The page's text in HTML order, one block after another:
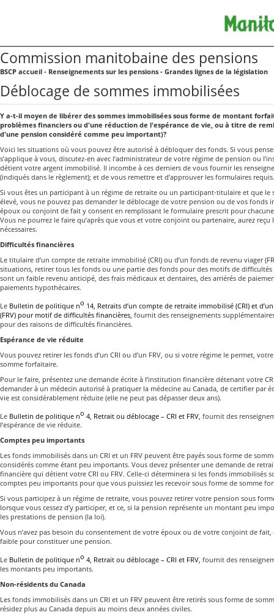
Commission manitobaine des pensions
BSCP accueil - Renseignements sur les pensions - Grandes lignes de la législation
Déblocage de sommes immobilisées
Y a-t-il moyen de libérer des sommes immobilisées sous forme de montant
problèmes financiers ou d'une réduction de l'espérance de vie, ou à titre de
d'une pension considéré comme peu important)?
Voici les situations où vous pouvez être autorisé à débloquer des fonds. Si vous
s’applique à vous, discutez-en avec l’administrateur de votre régime de pension ou
détient votre argent immobilisé. Il incombe à ces derniers de vous fournir les
(indiqués dans le règlement); et de vous remettre et d’approuver les formulaires requis.
Si vous êtes un participant à un régime de retraite ou un participant‑titulaire et que le
élevé, vous ne pouvez pas demander le déblocage de votre pension ou de vos fonds
époux ou conjoint de fait y consent en remplissant le formulaire prescrit pour
Vous ne pourrez le faire qu’après que vous et votre conjoint ou partenaire, aurez reçu
nécessaires.
Difficultés financières
Le titulaire d’un compte de retraite immobilisé (CRI) ou d’un fonds de revenu viager
situations, retirer tous les fonds ou une partie des fonds pour des motifs de difficultés
sont un faible revenu anticipé, des frais médicaux et dentaires, des arriérés de
paiements hypothécaires.
Le Bulletin de politique no 14, Retraits d’un compte de retraite immobilisé (CRI) et
(FRV) pour motif de difficultés financières, fournit des renseignements
pour des raisons de difficultés financières.
Espérance de vie réduite
Vous pouvez retirer les fonds d’un CRI ou d’un FRV, ou si votre régime le permet,
somme forfaitaire.
Pour le faire, présentez une demande écrite à l’institution financière détenant votre
demander à un médecin autorisé à pratiquer la médecine au Canada, de certifier par
vie est considérablement réduite (elle ne peut pas dépasser deux ans).
Le Bulletin de politique no 4, Retrait ou déblocage – CRI et FRV, fournit des
l’espérance de vie réduite.
Comptes peu importants
Les fonds immobilisés dans un CRI et un FRV peuvent être payés sous forme de
considérés comme étant peu importants. Vous devez présenter une demande de
financière qui détient votre CRI ou FRV. Celle‑ci déterminera si les fonds immobilisés
comptes peu importants pour que vous puissiez les recevoir sous forme de somme
Si vous participez à un régime de retraite, vous pouvez retirer votre pension sous
lorsque vous cessez d’y participer, et ce, si la pension représente un montant peu
les prestations de pension (la loi).
Vous n’avez pas besoin du consentement de votre époux ou de votre conjoint de
faible pour constituer une pension.
Le Bulletin de politique no 4, Retrait ou déblocage – CRI et FRV, fournit des
les montants peu importants.
Non-résidents du Canada
Les fonds immobilisés dans un CRI et un FRV peuvent être retirés sous forme de
résidez plus au Canada depuis au moins deux années civiles.